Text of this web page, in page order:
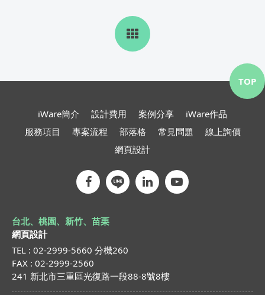
iWare簡介 設計費用 案例分享
iWare作品
服務項目
專案流程 部落格 常見問題
線上詢價
網頁設計
台北、桃園、新竹、苗栗
網頁設計
TEL : 02-2999-5660 分機260
FAX : 02-2999-2560
241 新北市三重區光復路一段88-8號8樓
TOP